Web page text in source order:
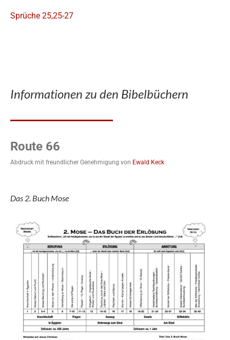
Sprüche 25,25-27
Informationen zu den Bibelbüchern
Route 66
Abdruck mit freundlicher Genehmigung von Ewald Keck
Das 2. Buch Mose